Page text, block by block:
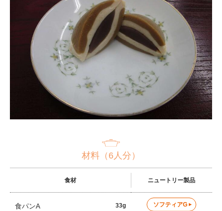
材料（6人分）
食材 ニュートリー製品
食パンA 33g ソフティアG